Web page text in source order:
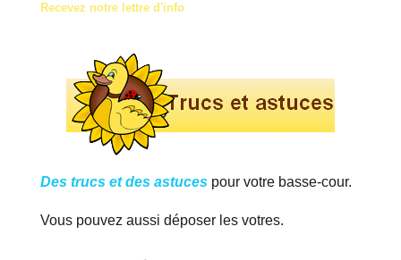
Recevez notre lettre d'info
Des trucs et des astucespour votre basse-cour.
Vous pouvez aussi déposer les votres.